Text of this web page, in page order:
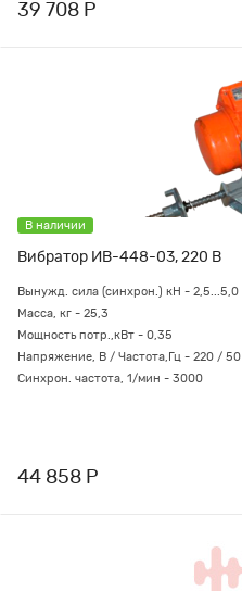
39 708 Р
В наличии
Вибратор ИВ-448-03, 220 В
Вынужд. сила (синхрон.) кН - 2,5...5,0
Масса, кг - 25,3
Мощность потр.,кВт - 0,35
Напряжение, В / Частота,Гц - 220 / 50
Синхрон. частота, 1/мин - 3000
44 858 Р